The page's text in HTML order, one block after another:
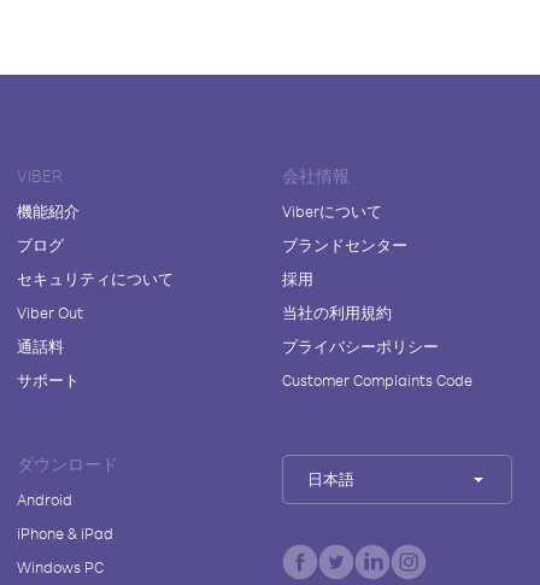
VIBER
機能紹介
ブログ
セキュリティについて
Viber Out
通話料
サポート
会社情報
Viberについて
ブランドセンター
採用
当社の利用規約
プライバシーポリシー
Customer Complaints Code
ダウンロード
Android
iPhone & iPad
Windows PC
日本語